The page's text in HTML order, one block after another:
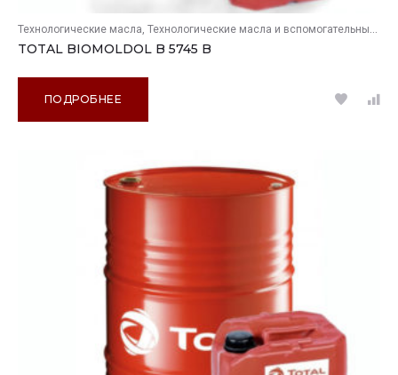
Технологические масла Технологические масла и вспомогательные продукты
TOTAL BIOMOLDOL B 5745 B
ПОДРОБНЕЕ